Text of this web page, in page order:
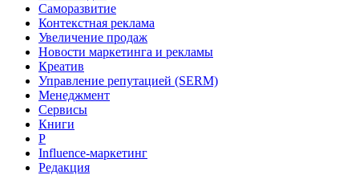
Саморазвитие
Контекстная реклама
Увеличение продаж
Новости маркетинга и рекламы
Креатив
Управление репутацией (SERM)
Менеджмент
Сервисы
Книги
Р
Influence-маркетинг
Редакция